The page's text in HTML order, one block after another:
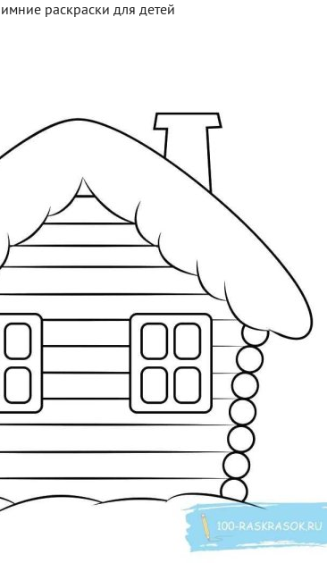
раскраски для детей